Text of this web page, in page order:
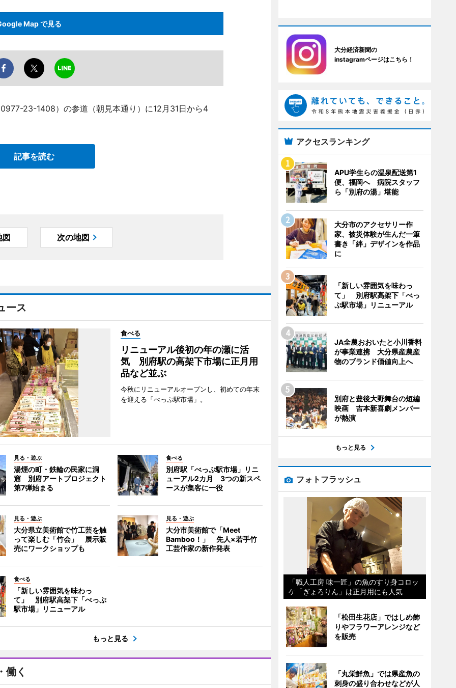
Map で見る
23-1408）の参道（朝見本通り）に12月31日から4
記事を読む
図 次の地図
ース
食べる
リニューアル後初の年の瀬に活
気 別府駅の高架下市場に正月用
品など並ぶ
今秋にリニューアルオープンし、初めての年末
を迎える「べっぷ駅市場」。
見る・遊ぶ
湯煙の町・鉄輪の民家に洞
窟 別府アートプロジェクト
第7弾始まる
食べる
別府駅「べっぷ駅市場」リニ
ューアル2カ月 3つの新スペ
ースが集客に一役
見る・遊ぶ
大分県立美術館で竹工芸を触
って楽しむ「竹会」 展示販
売にワークショップも
見る・遊ぶ
大分市美術館で「Meet
Bamboo！」 先人×若手竹
工芸作家の新作発表
食べる
「新しい雰囲気を味わっ
て」 別府駅高架下「べっぷ
駅市場」リニューアル
もっと見る
働く
大分経済新聞の
instagramページはこちら！
アクセスランキング
APU学生らの温泉配送第1
便、福岡へ 病院スタッフ
ら「別府の湯」堪能
大分市のアクセサリー作
家、被災体験が生んだ一筆
書き「絆」デザインを作品
に
「新しい雰囲気を味わっ
て」 別府駅高架下「べっ
ぷ駅市場」リニューアル
JA全農おおいたと小川香料
が事業連携 大分県産農産
物のブランド価値向上へ
別府と豊後大野舞台の短編
映画 吉本新喜劇メンバー
が熱演
もっと見る
フォトフラッシュ
「職人工房 味一匠」の魚のすり身コロッ
ケ「ぎょろりん」は正月用にも人気
「松田生花店」ではしめ飾
りやフラワーアレンジなど
を販売
「丸栄鮮魚」では県産魚の
刺身の盛り合わせなどが人